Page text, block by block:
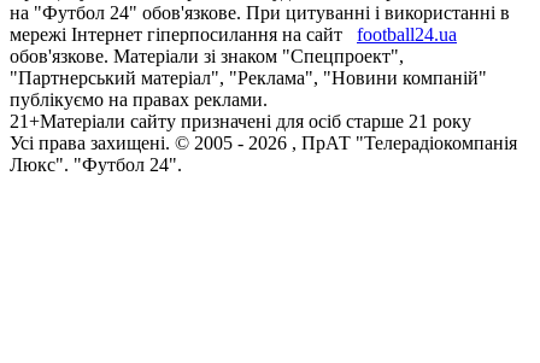
на "Футбол 24" обов'язкове. При цитуванні і використанні в
мережі Інтернет гіперпосилання на сайт
football24.ua
обов'язкове. Матеріали зі знаком "Спецпроект",
"Партнерський матеріал", "Реклама", "Новини компаній"
публікуємо на правах реклами.
21+Матеріали сайту призначені для осіб старше 21 року
Усi права захищенi. © 2005 - 2026 , ПрАТ "Телерадіокомпанія
Люкс". "Футбол 24".